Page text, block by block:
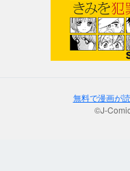
無料で漫画が
©J-